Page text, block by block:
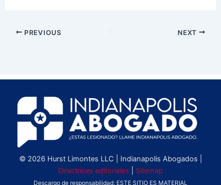
PREVIOUS NEXT
© 2026 Hurst Limontes LLC | Indianapolis Abogados |
Directrices editoriales
Sitemap
Descargo de responsabilidad: ESTE SITIO ES MATERIAL